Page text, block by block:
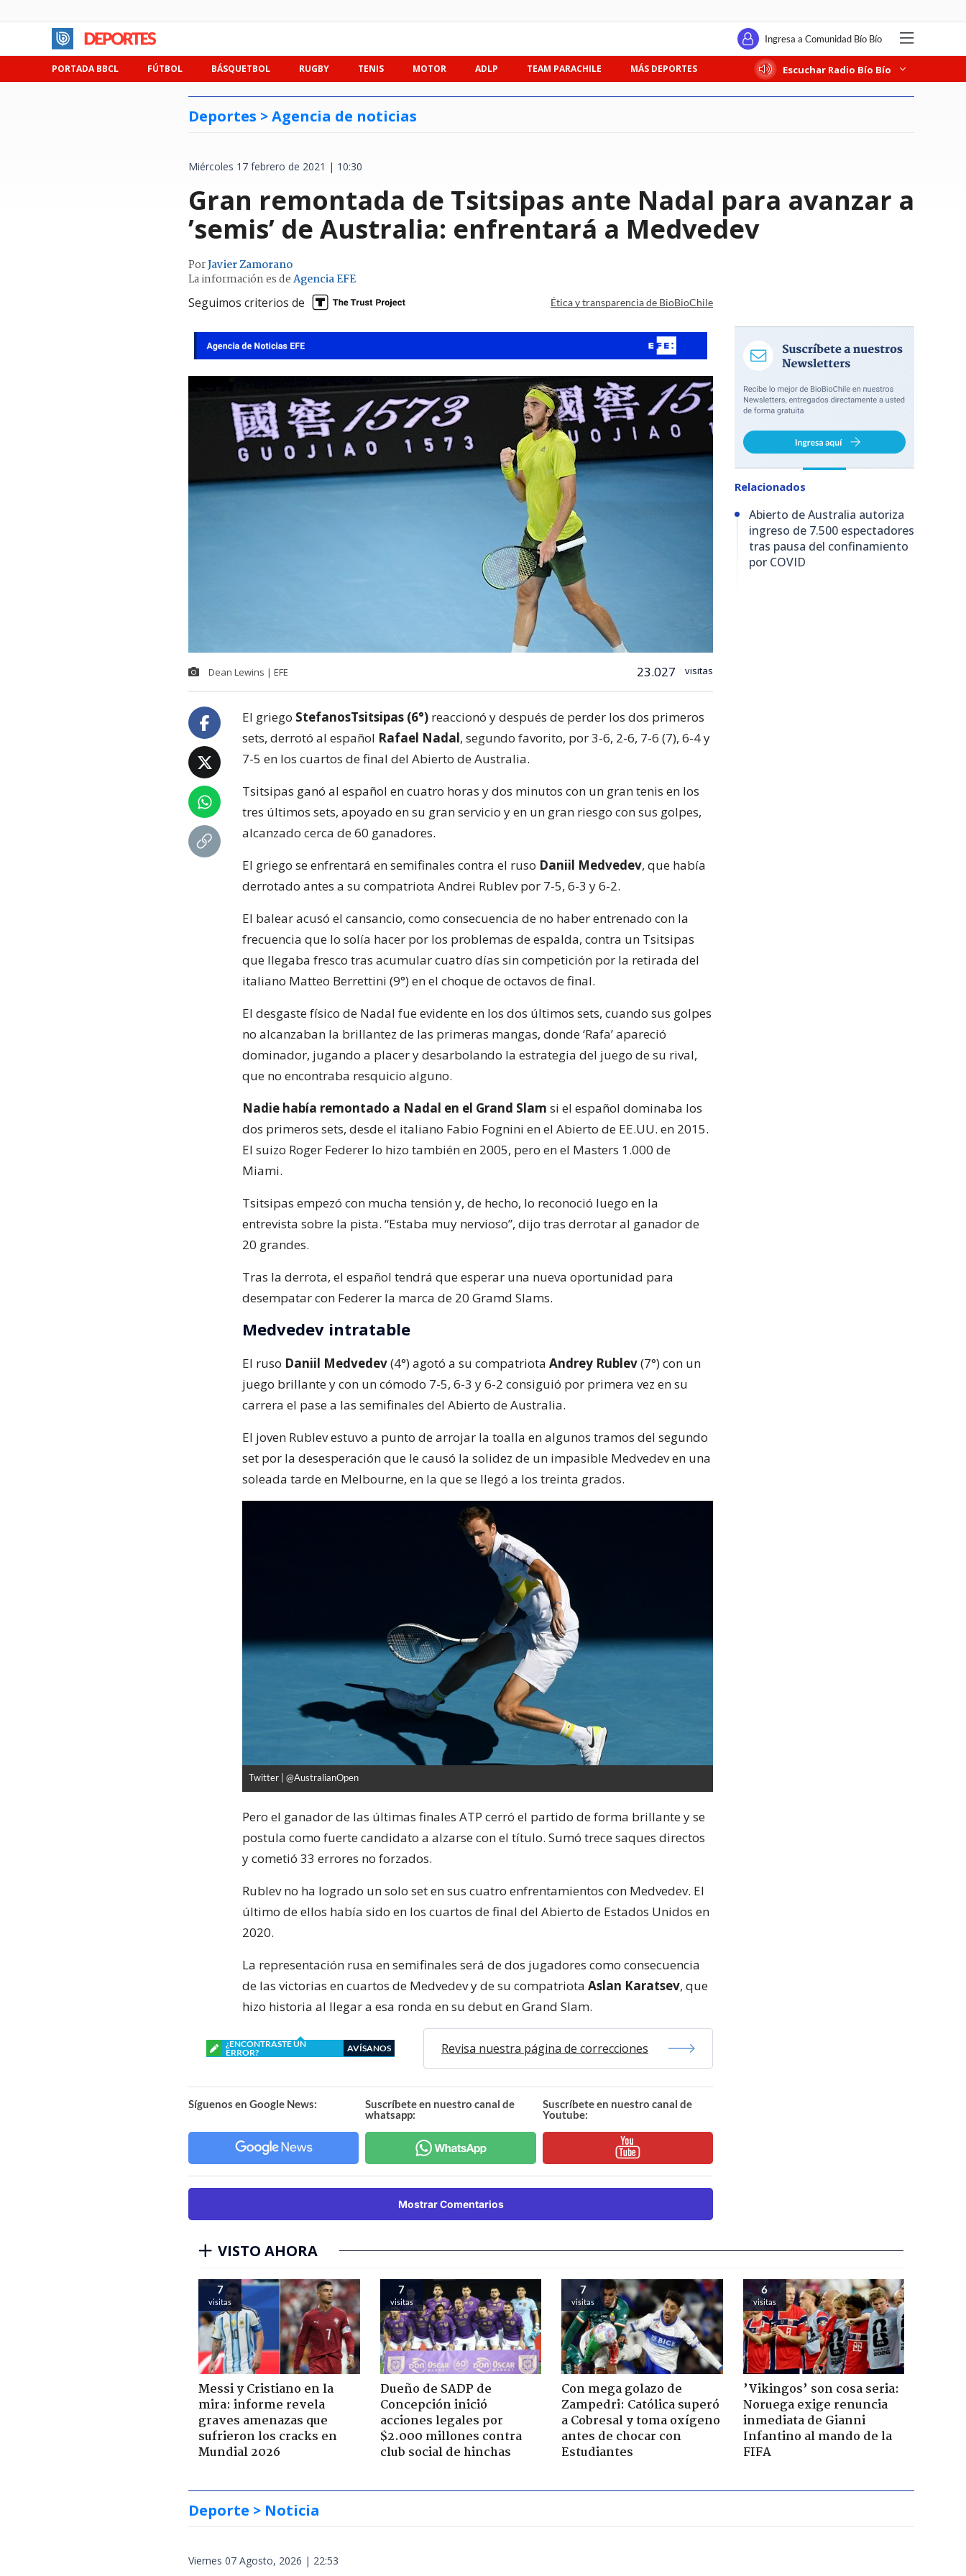
Ingresa a Comunidad Bío Bío
PORTADA BBCL FÚTBOL BÁSQUETBOL RUGBY TENIS MOTOR ADLP TEAM PARACHILE MÁS DEPORTES Escuchar Radio Bío Bío
Deportes >Agencia de noticias
Miércoles 17 febrero de 2021 | 10:30
Gran remontada de Tsitsipas ante Nadal para avanzar a
’semis’ de Australia: enfrentará a Medvedev
PorJavier Zamorano
La información es deAgencia EFE
Seguimos criterios de Ética y transparencia de BioBioChile
Dean Lewins | EFE 23.027 visitas
El griego StefanosTsitsipas (6°) reaccionó y después de perder los dos primeros
sets, derrotó al español Rafael Nadal, segundo favorito, por 3-6, 2-6, 7-6 (7), 6-4 y
7-5 en los cuartos de final del Abierto de Australia.
Tsitsipas ganó al español en cuatro horas y dos minutos con un gran tenis en los
tres últimos sets, apoyado en su gran servicio y en un gran riesgo con sus golpes,
alcanzado cerca de 60 ganadores.
El griego se enfrentará en semifinales contra el ruso Daniil Medvedev, que había
derrotado antes a su compatriota Andrei Rublev por 7-5, 6-3 y 6-2.
El balear acusó el cansancio, como consecuencia de no haber entrenado con la
frecuencia que lo solía hacer por los problemas de espalda, contra un Tsitsipas
que llegaba fresco tras acumular cuatro días sin competición por la retirada del
italiano Matteo Berrettini (9°) en el choque de octavos de final.
El desgaste físico de Nadal fue evidente en los dos últimos sets, cuando sus golpes
no alcanzaban la brillantez de las primeras mangas, donde ‘Rafa’ apareció
dominador, jugando a placer y desarbolando la estrategia del juego de su rival,
que no encontraba resquicio alguno.
Nadie había remontado a Nadal en el Grand Slam si el español dominaba los
dos primeros sets, desde el italiano Fabio Fognini en el Abierto de EE.UU. en 2015.
El suizo Roger Federer lo hizo también en 2005, pero en el Masters 1.000 de
Miami.
Tsitsipas empezó con mucha tensión y, de hecho, lo reconoció luego en la
entrevista sobre la pista. “Estaba muy nervioso”, dijo tras derrotar al ganador de
20 grandes.
Tras la derrota, el español tendrá que esperar una nueva oportunidad para
desempatar con Federer la marca de 20 Gramd Slams.
Medvedev intratable
El ruso Daniil Medvedev(4°) agotó a su compatriota Andrey Rublev(7°) con un
juego brillante y con un cómodo 7-5, 6-3 y 6-2 consiguió por primera vez en su
carrera el pase a las semifinales del Abierto de Australia.
El joven Rublev estuvo a punto de arrojar la toalla en algunos tramos del segundo
set por la desesperación que le causó la solidez de un impasible Medvedev en una
soleada tarde en Melbourne, en la que se llegó a los treinta grados.
Twitter | @AustralianOpen
Pero el ganador de las últimas finales ATP cerró el partido de forma brillante y se
postula como fuerte candidato a alzarse con el título. Sumó trece saques directos
y cometió 33 errores no forzados.
Rublev no ha logrado un solo set en sus cuatro enfrentamientos con Medvedev. El
último de ellos había sido en los cuartos de final del Abierto de Estados Unidos en
2020.
La representación rusa en semifinales será de dos jugadores como consecuencia
de las victorias en cuartos de Medvedev y de su compatriota Aslan Karatsev, que
hizo historia al llegar a esa ronda en su debut en Grand Slam.
¿ENCONTRASTE UN
ERROR?
AVÍSANOS Revisa nuestra página de correcciones
Síguenos en Google News:
Suscríbete en nuestro canal de
whatsapp:
Suscríbete en nuestro canal de
Youtube:
Mostrar Comentarios
Relacionados
Abierto de Australia autoriza
ingreso de 7.500 espectadores
tras pausa del confinamiento
por COVID
VISTO AHORA
7
visitas
Messi y Cristiano en la
mira: informe revela
graves amenazas que
sufrieron los cracks en
Mundial 2026
7
visitas
Dueño de SADP de
Concepción inició
acciones legales por
$2.000 millones contra
club social de hinchas
7
visitas
Con mega golazo de
Zampedri: Católica superó
a Cobresal y toma oxígeno
antes de chocar con
Estudiantes
6
visitas
’Vikingos’ son cosa seria:
Noruega exige renuncia
inmediata de Gianni
Infantino al mando de la
FIFA
Deporte > Noticia
Viernes 07 Agosto, 2026 | 22:53